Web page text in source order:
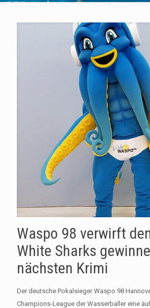
Waspo 98 verwirft
White Sharks
nächsten Krimi
Der deutsche Pokalsieger Waspo 98
Champions-League der Wasserballer eine